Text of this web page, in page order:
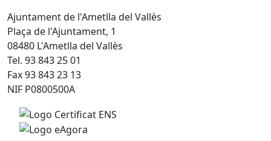
Ajuntament de l'Ametlla del Vallès
Plaça de l'Ajuntament, 1
08480 L'Ametlla del Vallès
Tel. 93 843 25 01
Fax 93 843 23 13
NIF P0800500A